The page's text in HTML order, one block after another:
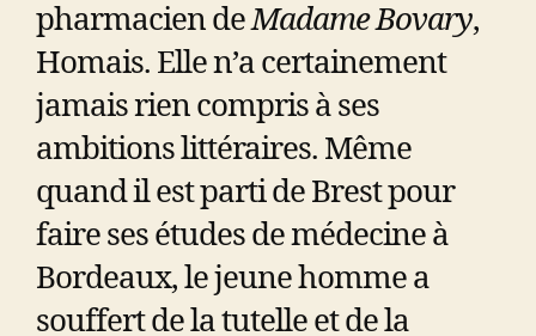
pharmacien deMadame Bovary,
Homais. Elle n’a certainement
jamais rien compris à ses
ambitions littéraires. Même
quand il est parti de Brest pour
faire ses études de médecine à
Bordeaux, le jeune homme a
souffert de la tutelle et de la